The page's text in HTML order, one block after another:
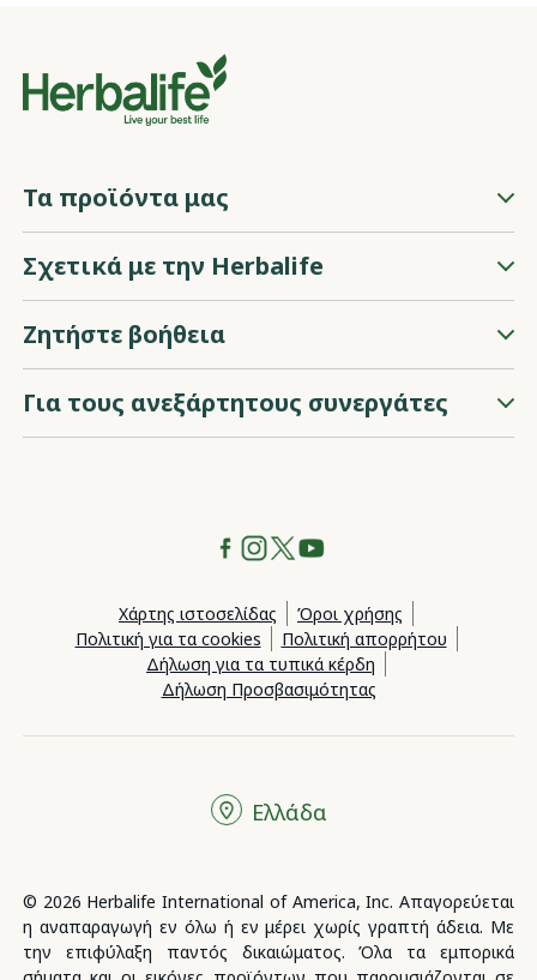
Τα προϊόντα μας
Σχετικά με την Herbalife
Ζητήστε βοήθεια
Για τους ανεξάρτητους συνεργάτες
Χάρτης ιστοσελίδας
Όροι χρήσης
Πολιτική για τα cookies
Πολιτική απορρήτου
Δήλωση για τα τυπικά κέρδη
Δήλωση Προσβασιμότητας
© 2026 Herbalife International of America, Inc. Απαγορεύεται
η αναπαραγωγή εν όλω ή εν μέρει χωρίς γραπτή άδεια. Με
την επιφύλαξη παντός δικαιώματος. Όλα τα εμπορικά
Ελλάδα